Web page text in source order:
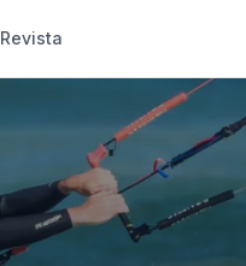
Revista